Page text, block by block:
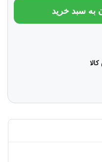
به سبد خرید